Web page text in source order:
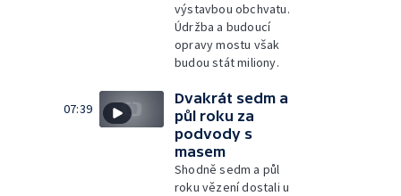
výstavbou obchvatu.
Údržba a budoucí
opravy mostu však
budou stát miliony.
07:39
Dvakrát sedm a
půl roku za
podvody s
masem
Shodně sedm a půl
roku vězení dostali u